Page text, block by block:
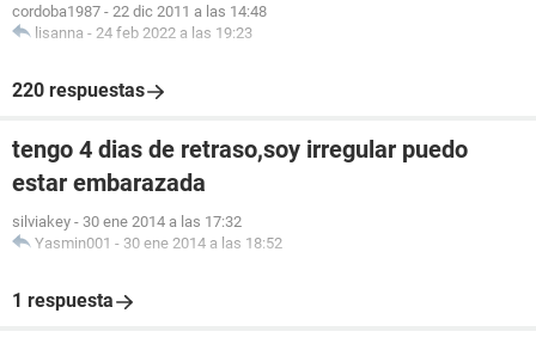
cordoba1987 - 22 dic 2011 a las 14:48
lisanna - 24 feb 2022 a las 19:23
220 respuestas
tengo 4 dias de retraso,soy irregular puedo
estar embarazada
silviakey - 30 ene 2014 a las 17:32
Yasmin001 - 30 ene 2014 a las 18:52
1 respuesta